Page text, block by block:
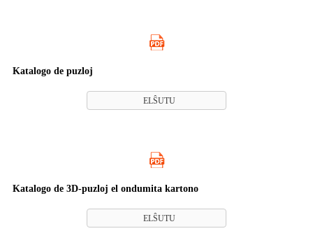
Katalogo de puzloj
ELŜUTU
Katalogo de 3D-puzloj el ondumita kartono
ELŜUTU